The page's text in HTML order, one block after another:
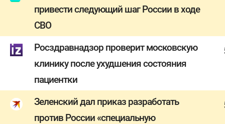
привести следующий шаг России в ходе
СВО
Росздравнадзор проверит московскую
клинику после ухудшения состояния
пациентки
Зеленский дал приказ разработать
против России «специальную